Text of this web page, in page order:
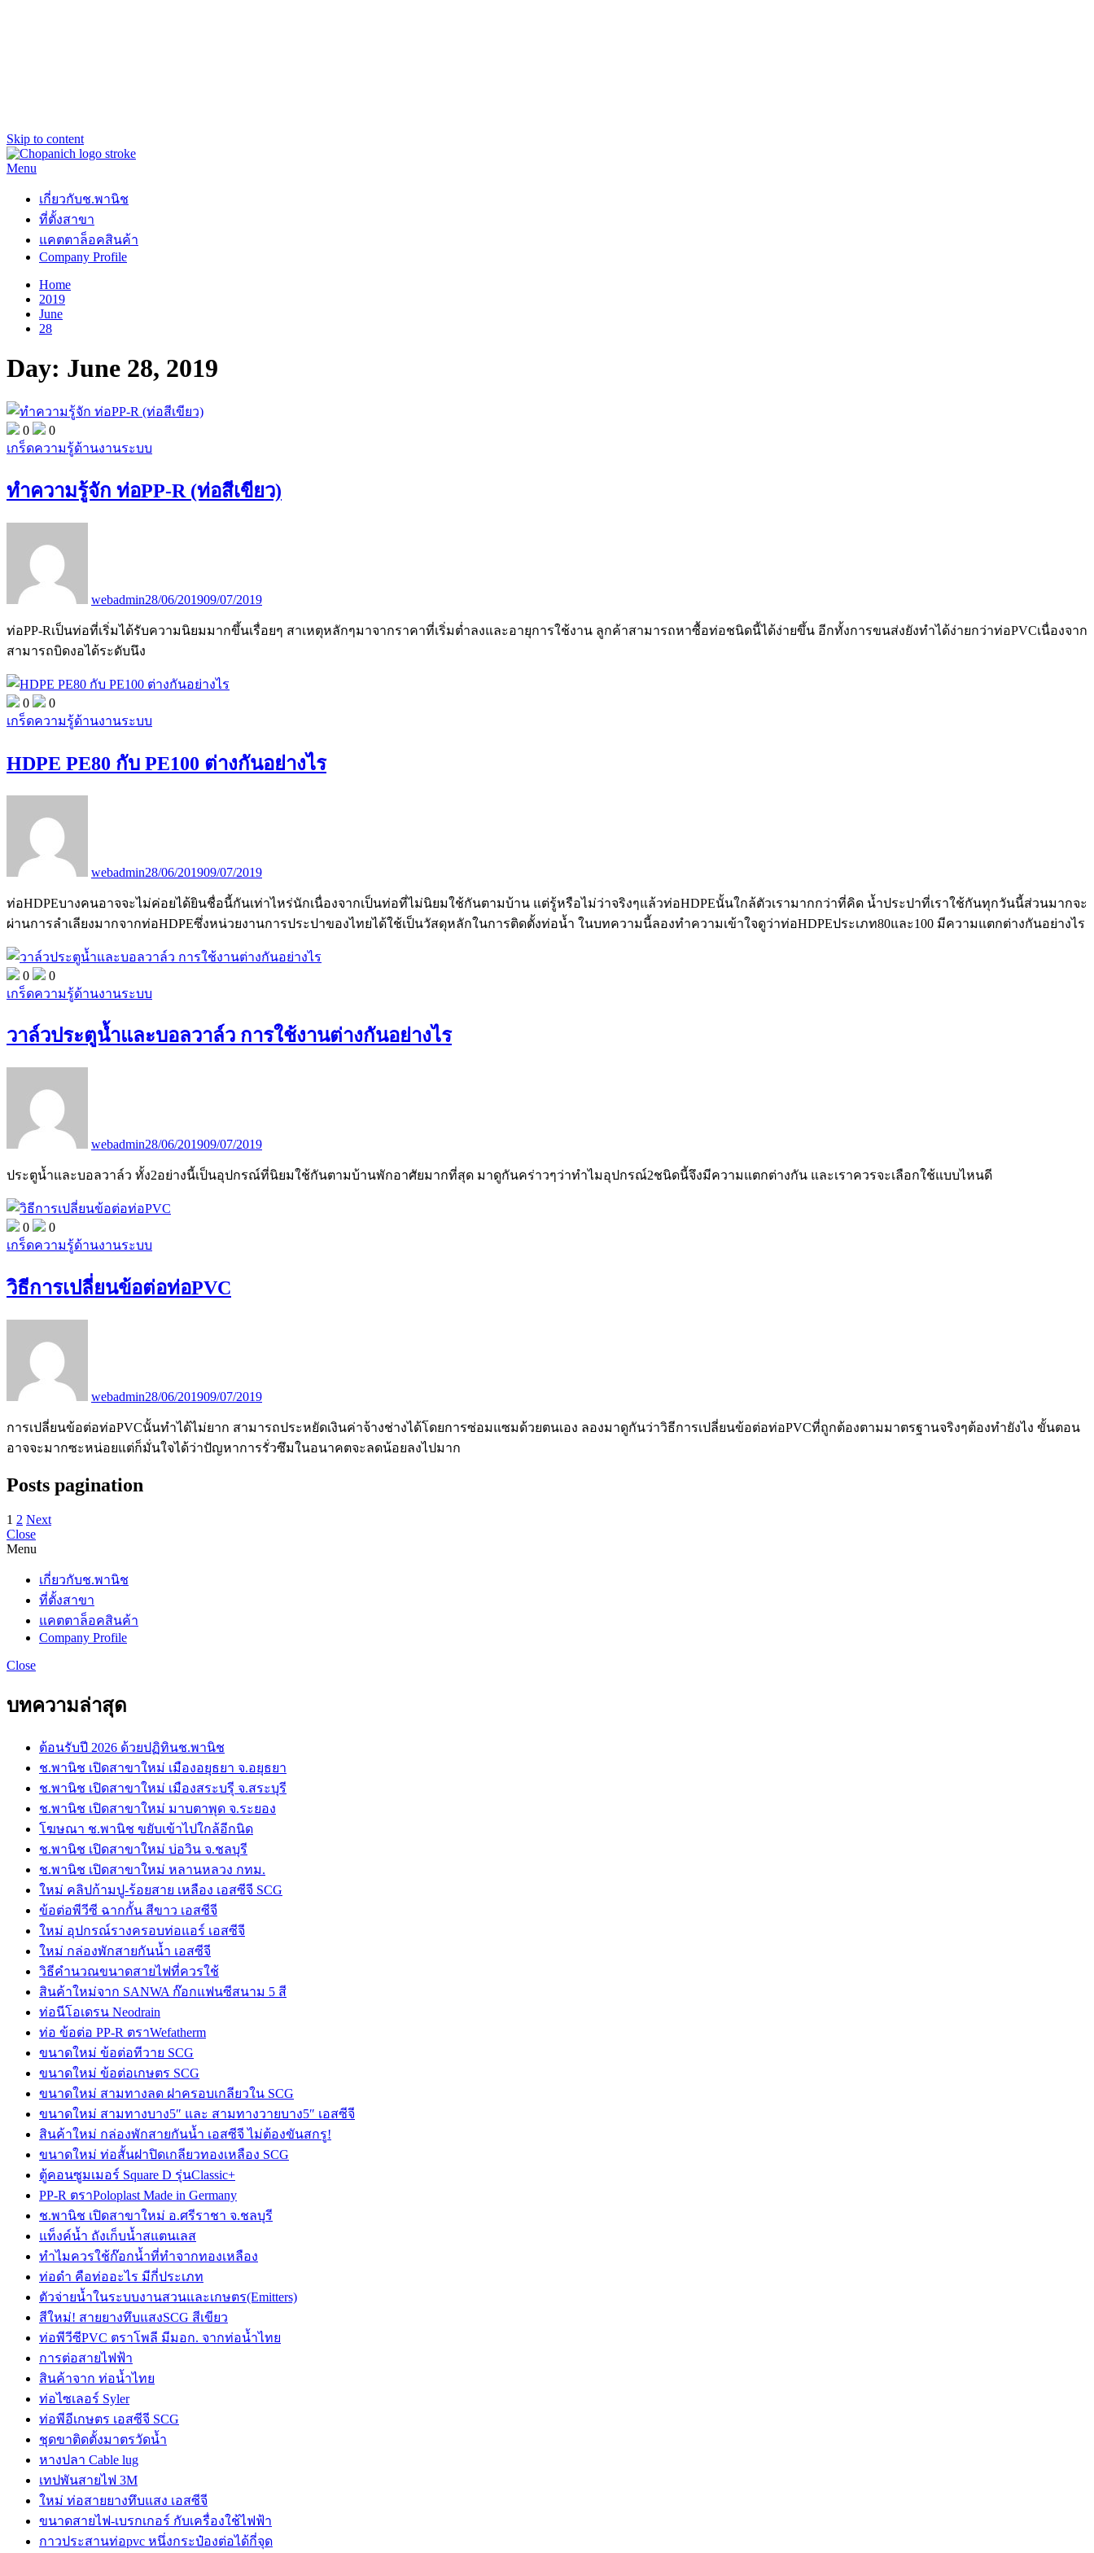
Skip to content
Menu
เกี่ยวกับช.พานิช
ที่ตั้งสาขา
แคตตาล็อคสินค้า
Company Profile
Home
2019
June
28
Day: June 28, 2019
0
0
เกร็ดความรู้ด้านงานระบบ
ทำความรู้จัก ท่อPP-R (ท่อสีเขียว)
webadmin28/06/201909/07/2019
ท่อPP-Rเป็นท่อที่เริ่มได้รับความนิยมมากขึ้นเรื่อยๆ สาเหตุหลักๆมาจากราคาที่เริ่มต่ำลงและอายุการใช้งาน ลูกค้าสามารถหาซื้อท่อชนิดนี้ได้ง่ายขึ้น อีกทั้งการขนส่งยังทำได้ง่ายกว่าท่อPVCเนื่องจาก
สามารถบิดงอได้ระดับนึง
0
0
เกร็ดความรู้ด้านงานระบบ
HDPE PE80 กับ PE100 ต่างกันอย่างไร
webadmin28/06/201909/07/2019
ท่อHDPEบางคนอาจจะไม่ค่อยได้ยินชื่อนี้กันเท่าไหร่นักเนื่องจากเป็นท่อที่ไม่นิยมใช้กันตามบ้าน แต่รู้หรือไม่ว่าจริงๆแล้วท่อHDPEนั้นใกล้ตัวเรามากกว่าที่คิด น้ำประปาที่เราใช้กันทุกวันนี้ส่วนมากจะ
ผ่านการลำเลียงมากจากท่อHDPEซึ่งหน่วยงานการประปาของไทยได้ใช้เป็นวัสดุหลักในการติดตั้งท่อน้ำ ในบทความนี้ลองทำความเข้าใจดูว่าท่อHDPEประเภท80และ100 มีความแตกต่างกันอย่างไร
0
0
เกร็ดความรู้ด้านงานระบบ
วาล์วประตูน้ำและบอลวาล์ว การใช้งานต่างกันอย่างไร
webadmin28/06/201909/07/2019
ประตูน้ำและบอลวาล์ว ทั้ง2อย่างนี้เป็นอุปกรณ์ที่นิยมใช้กันตามบ้านพักอาศัยมากที่สุด มาดูกันคร่าวๆว่าทำไมอุปกรณ์2ชนิดนี้จึงมีความแตกต่างกัน และเราควรจะเลือกใช้แบบไหนดี
0
0
เกร็ดความรู้ด้านงานระบบ
วิธีการเปลี่ยนข้อต่อท่อPVC
webadmin28/06/201909/07/2019
การเปลี่ยนข้อต่อท่อPVCนั้นทำได้ไม่ยาก สามารถประหยัดเงินค่าจ้างช่างได้โดยการซ่อมแซมด้วยตนเอง ลองมาดูกันว่าวิธีการเปลี่ยนข้อต่อท่อPVCที่ถูกต้องตามมาตรฐานจริงๆต้องทำยังไง ขั้นตอน
อาจจะมากซะหน่อยแต่ก็มั่นใจได้ว่าปัญหาการรั่วซึมในอนาคตจะลดน้อยลงไปมาก
Posts pagination
1 2 Next
Close
Menu
เกี่ยวกับช.พานิช
ที่ตั้งสาขา
แคตตาล็อคสินค้า
Company Profile
Close
บทความล่าสุด
ต้อนรับปี 2026 ด้วยปฏิทินช.พานิช
ช.พานิช เปิดสาขาใหม่ เมืองอยุธยา จ.อยุธยา
ช.พานิช เปิดสาขาใหม่ เมืองสระบรุี จ.สระบุรี
ช.พานิช เปิดสาขาใหม่ มาบตาพุด จ.ระยอง
โฆษณา ช.พานิช ขยับเข้าไปใกล้อีกนิด
ช.พานิช เปิดสาขาใหม่ บ่อวิน จ.ชลบุรี
ช.พานิช เปิดสาขาใหม่ หลานหลวง กทม.
ใหม่ คลิปก้ามปู-ร้อยสาย เหลือง เอสซีจี SCG
ข้อต่อพีวีซี ฉากกั้น สีขาว เอสซีจี
ใหม่ อุปกรณ์รางครอบท่อแอร์ เอสซีจี
ใหม่ กล่องพักสายกันน้ำ เอสซีจี
วิธีคำนวณขนาดสายไฟที่ควรใช้
สินค้าใหม่จาก SANWA ก๊อกแฟนซีสนาม 5 สี
ท่อนีโอเดรน Neodrain
ท่อ ข้อต่อ PP-R ตราWefatherm
ขนาดใหม่ ข้อต่อทีวาย SCG
ขนาดใหม่ ข้อต่อเกษตร SCG
ขนาดใหม่ สามทางลด ฝาครอบเกลียวใน SCG
ขนาดใหม่ สามทางบาง5″ และ สามทางวายบาง5″ เอสซีจี
สินค้าใหม่ กล่องพักสายกันน้ำ เอสซีจี ไม่ต้องขันสกรู!
ขนาดใหม่ ท่อสั้นฝาปิดเกลียวทองเหลือง SCG
ตู้คอนซูมเมอร์ Square D รุ่นClassic+
PP-R ตราPoloplast Made in Germany
ช.พานิช เปิดสาขาใหม่ อ.ศรีราชา จ.ชลบุรี
แท็งค์น้ำ ถังเก็บน้ำสแตนเลส
ทำไมควรใช้ก๊อกน้ำที่ทำจากทองเหลือง
ท่อดำ คือท่ออะไร มีกี่ประเภท
ตัวจ่ายน้ำในระบบงานสวนและเกษตร(Emitters)
สีใหม่! สายยางทึบแสงSCG สีเขียว
ท่อพีวีซีPVC ตราโพลี มีมอก. จากท่อน้ำไทย
การต่อสายไฟฟ้า
สินค้าจาก ท่อน้ำไทย
ท่อไซเลอร์ Syler
ท่อพีอีเกษตร เอสซีจี SCG
ชุดขาติดตั้งมาตรวัดน้ำ
หางปลา Cable lug
เทปพันสายไฟ 3M
ใหม่ ท่อสายยางทึบแสง เอสซีจี
ขนาดสายไฟ-เบรกเกอร์ กับเครื่องใช้ไฟฟ้า
กาวประสานท่อpvc หนึ่งกระป๋องต่อได้กี่จุด